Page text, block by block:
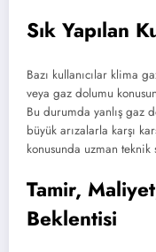
Sık Yapılan
Bazı kullanıcılar klima
veya gaz dolumu
Bu durumda yanlış gaz
büyük arızalarla karşı
konusunda uzman
Tamir,
Beklentisi